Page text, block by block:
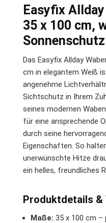
Easyfix Allday
35 x 100 cm,
Das Easyfix Allday
cm in elegantem Weiß
angenehme
Sichtschutz in Ihrem
seines modernen
für eine ansprechende
durch seine
Eigenschaften. So
unerwünschte Hitze
ein helles, freundliches
Produktdetails &
Maße: 35 x 100 cm